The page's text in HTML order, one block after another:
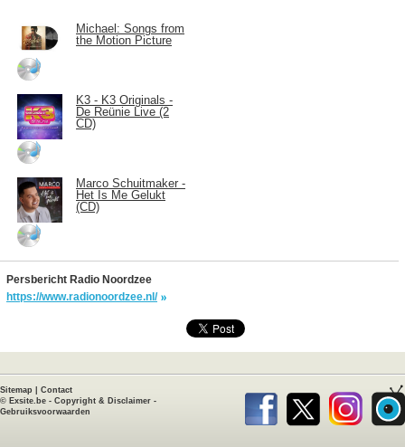
Michael: Songs from
the Motion Picture
K3 - K3 Originals -
De Reünie Live (2
CD)
Marco Schuitmaker -
Het Is Me Gelukt
(CD)
Persbericht Radio Noordzee
https://www.radionoordzee.nl/
Sitemap
Contact
© Exsite.be - Copyright & Disclaimer -
Gebruiksvoorwaarden